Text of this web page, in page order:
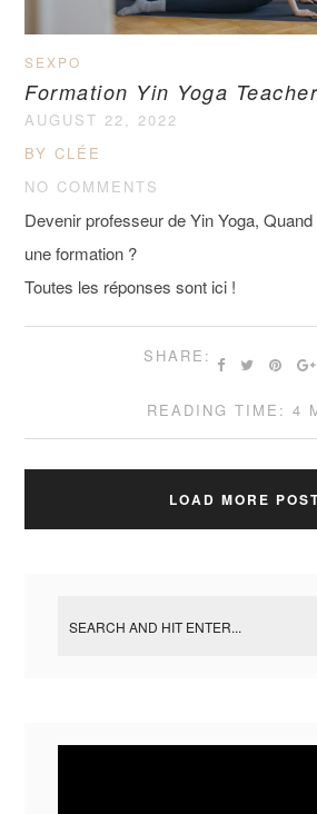
SEXPO
Formation Yin Yoga
AUGUST 22, 2022
BY CLÉE
NO COMMENTS
Devenir professeur de Yin Yoga,
une formation ?
Toutes les réponses sont ici !
SHARE:
READING TIME: 4
LOAD MORE